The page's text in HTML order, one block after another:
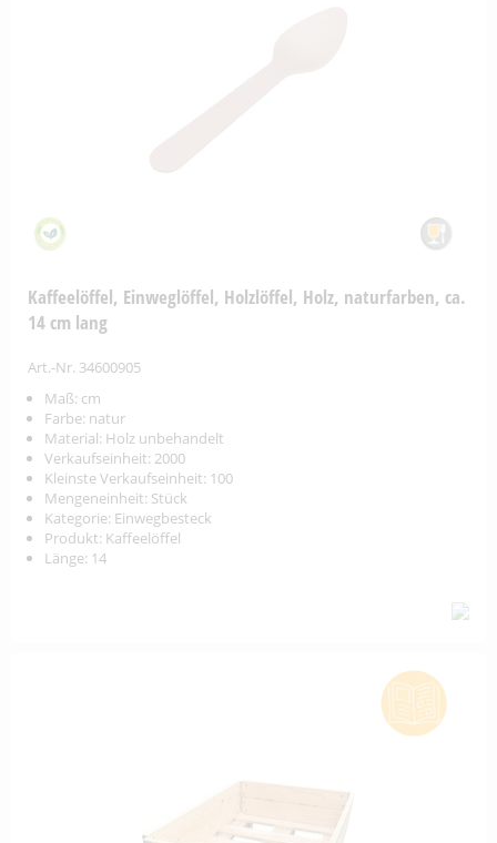
Kaffeelöffel, Einweglöffel, Holzlöffel, Holz, naturfarben, ca.
14 cm lang
Art.-Nr. 34600905
Maß: cm
Farbe: natur
Material: Holz unbehandelt
Verkaufseinheit: 2000
Kleinste Verkaufseinheit: 100
Mengeneinheit: Stück
Kategorie: Einwegbesteck
Produkt: Kaffeelöffel
Länge: 14